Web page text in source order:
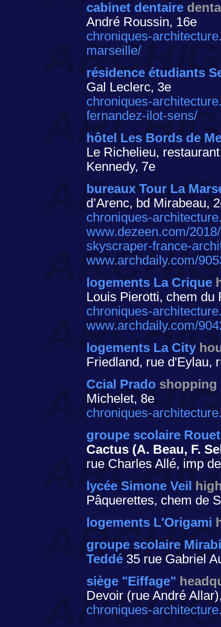
cabinet dentaire
André Roussin, 16e
chroniques-
marseille/
résidence étudiants
Gal Leclerc, 3e
chroniques-
fernandez-ilot-sens/
hôtel Les Bords de
Le Richelieu,
Kennedy, 7e
bureaux Tour La
d’Arenc, bd Mirabeau,
chroniques-
www.dezeen.com/
skyscraper-france-
www.archdaily.com/
logements La Crique
Louis Pierotti, chem du
chroniques-
www.archdaily.com/
logements La City
Friedland, rue d'Eylau,
Ccial Prado shopping
Michelet, 8e
chroniques-
groupe scolaire
Cactus (A. Beau, F.
rue Charles Allé, imp
lycée Simone Veil
Pâquerettes, chem de
logements L'Origami
groupe scolaire
Teddé 35 rue Gabriel
siège "Eiffage"
Devoir (rue André
chroniques-